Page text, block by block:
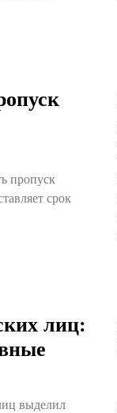
пропуск
срок
лиц:
выделил